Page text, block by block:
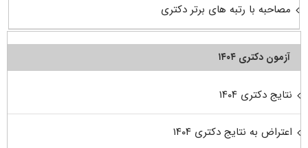
مصاحبه با رتبه های برتر دکتری
آزمون دکتری ۱۴۰۴
نتایج دکتری ۱۴۰۴
اعتراض به نتایج دکتری ۱۴۰۴